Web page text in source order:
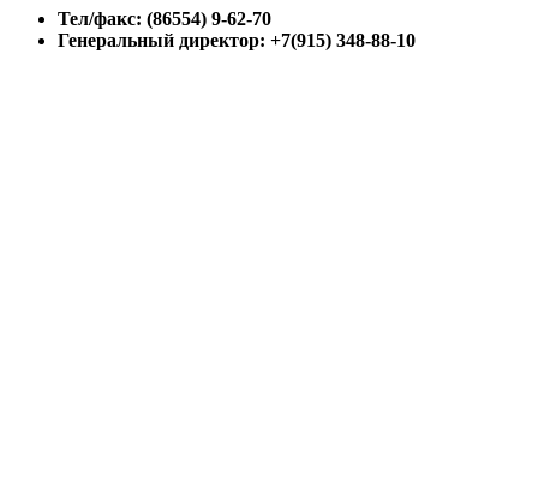
Тел/факс: (86554) 9-62-70
Генеральный директор: +7(915) 348-88-10